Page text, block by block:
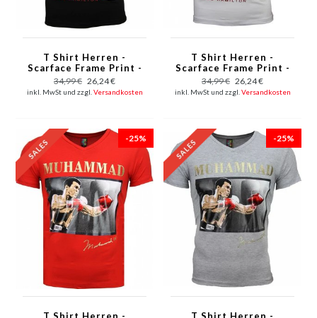
T Shirt Herren -
Scarface Frame Print -
Schwarz
34,99 € 26,24 €
inkl. MwSt und zzgl. Versandkosten
T Shirt Herren -
Scarface Frame Print -
Weiß
34,99 € 26,24 €
inkl. MwSt und zzgl. Versandkosten
-25% -25%